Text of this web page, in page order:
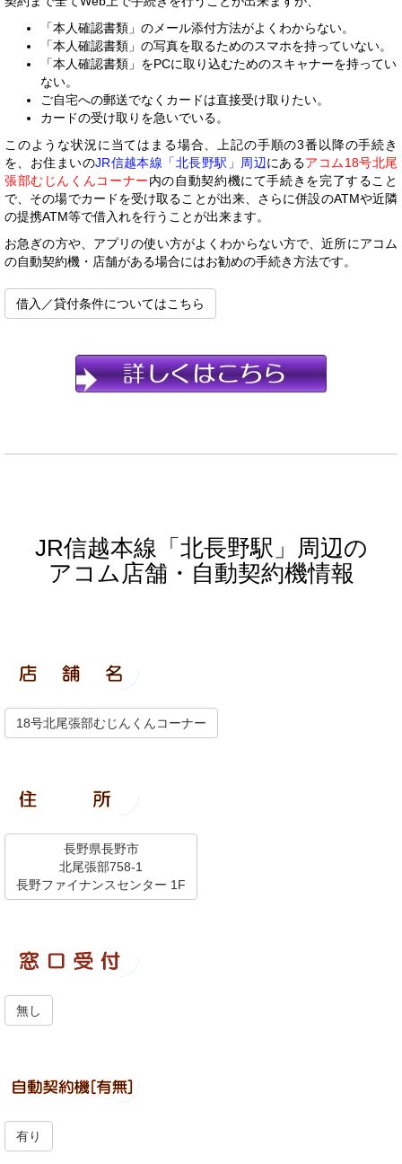
「本人確認書類」のメール添付方法がよくわからない。
「本人確認書類」の写真を取るためのスマホを持っていない。
「本人確認書類」をPCに取り込むためのスキャナーを持ってい
ない。
ご自宅への郵送でなくカードは直接受け取りたい。
カードの受け取りを急いでいる。
このような状況に当てはまる場合、上記の手順の3番以降の手続き
を、お住まいのJR信越本線「北長野駅」周辺にあるアコム18号北尾
張部むじんくんコーナー内の自動契約機にて手続きを完了すること
で、その場でカードを受け取ることが出来、さらに併設のATMや近隣
の提携ATM等で借入れを行うことが出来ます。
お急ぎの方や、アプリの使い方がよくわからない方で、近所にアコム
の自動契約機・店舗がある場合にはお勧めの手続き方法です。
借入／貸付条件についてはこちら
JR信越本線「北長野駅」周辺の
アコム店舗・自動契約機情報
18号北尾張部むじんくんコーナー
長野県長野市
北尾張部758-1
長野ファイナンスセンター 1F
無し
有り